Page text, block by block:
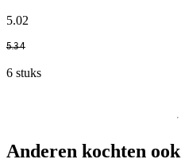
5.02
5.34
6 stuks
Anderen kochten ook